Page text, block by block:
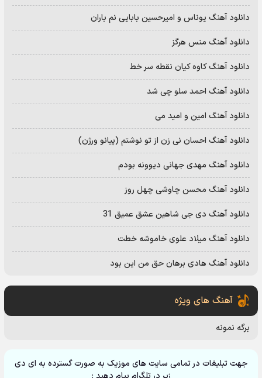
دانلود آهنگ یوناس و امیرحسین بابایی نم باران
دانلود آهنگ منس هرگز
دانلود آهنگ کاوه کیان نقطه سر خط
دانلود آهنگ احمد سلو چی شد
دانلود آهنگ امین و امید می
دانلود آهنگ احسان نی زن از تو نوشتم (پیانو ورژن)
دانلود آهنگ مهدی جهانی دیوونه بودم
دانلود آهنگ محسن چاوشی چهل روز
دانلود آهنگ دی جی شاهین عشق عمیق 31
دانلود آهنگ میلاد علوی خاموشه خطت
دانلود آهنگ هادی برهان حق من این بود
آهنگ های ویژه
برگه نمونه
جهت تبلیغات در تمامی سایت های موزیک به صورت گسترده به ای دی